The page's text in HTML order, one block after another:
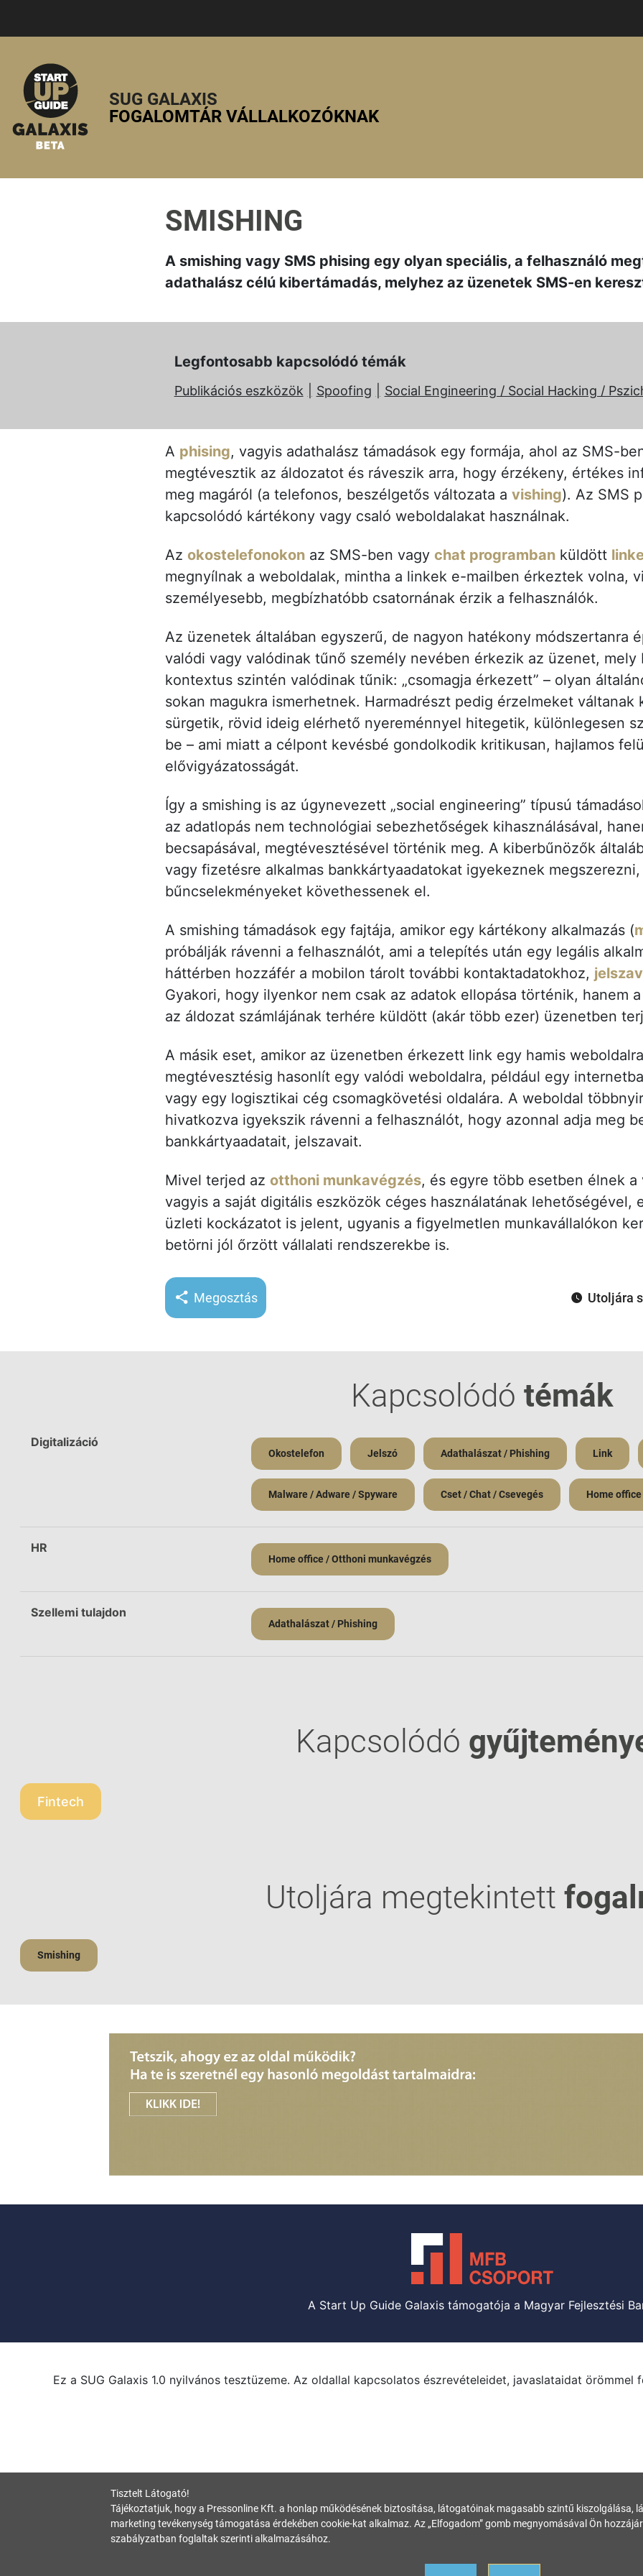
SUG GALAXIS
FOGALOMTÁR VÁLLALKOZÓKNAK
SMISHING
A smishing vagy SMS phising egy olyan speciális, a felhasználó
adathalász célú kibertámadás, melyhez az üzenetek SMS-en
Legfontosabb kapcsolódó témák
Publikációs eszközök Spoofing Social Engineering / Social Hacking /
A phising, vagyis adathalász támadások egy formája, ahol az SMS-
megtévesztik az áldozatot és ráveszik arra, hogy érzékeny, értékes
meg magáról (a telefonos, beszélgetős változata a vishing). Az SMS
kapcsolódó kártékony vagy csaló weboldalakat használnak.
Az okostelefonokonaz SMS-ben vagy chat programbanküldött
megnyílnak a weboldalak, mintha a linkek e-mailben érkeztek volna,
személyesebb, megbízhatóbb csatornának érzik a felhasználók.
Az üzenetek általában egyszerű, de nagyon hatékony módszertanra
valódi vagy valódinak tűnő személy nevében érkezik az üzenet, mely
kontextus szintén valódinak tűnik: „csomagja érkezett” – olyan
sokan magukra ismerhetnek. Harmadrészt pedig érzelmeket váltanak
sürgetik, rövid ideig elérhető nyereménnyel hitegetik, különlegesen
be – ami miatt a célpont kevésbé gondolkodik kritikusan, hajlamos
elővigyázatosságát.
Így a smishing is az úgynevezett „social engineering” típusú
az adatlopás nem technológiai sebezhetőségek kihasználásával,
becsapásával, megtévesztésével történik meg. A kiberbűnözők
vagy fizetésre alkalmas bankkártyaadatokat igyekeznek
bűncselekményeket követhessenek el.
A smishing támadások egy fajtája, amikor egy kártékony alkalmazás (
próbálják rávenni a felhasználót, ami a telepítés után egy legális
háttérben hozzáfér a mobilon tárolt további kontaktadatokhoz,
Gyakori, hogy ilyenkor nem csak az adatok ellopása történik, hanem
az áldozat számlájának terhére küldött (akár több ezer) üzenetben
A másik eset, amikor az üzenetben érkezett link egy hamis
megtévesztésig hasonlít egy valódi weboldalra, például egy
vagy egy logisztikai cég csomagkövetési oldalára. A weboldal
hivatkozva igyekszik rávenni a felhasználót, hogy azonnal adja meg
bankkártyaadatait, jelszavait.
Mivel terjed az otthoni munkavégzés, és egyre több esetben élnek a
vagyis a saját digitális eszközök céges használatának lehetőségével,
üzleti kockázatot is jelent, ugyanis a figyelmetlen munkavállalókon
betörni jól őrzött vállalati rendszerekbe is.
Megosztás Utoljára
Kapcsolódó témák
Digitalizáció
Okostelefon Jelszó Adathalászat / Phishing Link
Malware / Adware / Spyware Cset / Chat / Csevegés Home
HR
Home office / Otthoni munkavégzés
Szellemi tulajdon
Adathalászat / Phishing
Kapcsolódó
Fintech
Utoljára megtekintett
Smishing
A Start Up Guide Galaxis támogatója a Magyar Fejlesztési
Ez a SUG Galaxis 1.0 nyilvános tesztüzeme. Az oldallal kapcsolatos észrevételeidet, javaslataidat örömmel
Tisztelt Látogató!
Tájékoztatjuk, hogy a Pressonline Kft. a honlap működésének biztosítása, látogatóinak magasabb szintű kiszolgálása,
marketing tevékenység támogatása érdekében cookie-kat alkalmaz. Az „Elfogadom” gomb megnyomásával Ön
szabályzatban foglaltak szerinti alkalmazásához.